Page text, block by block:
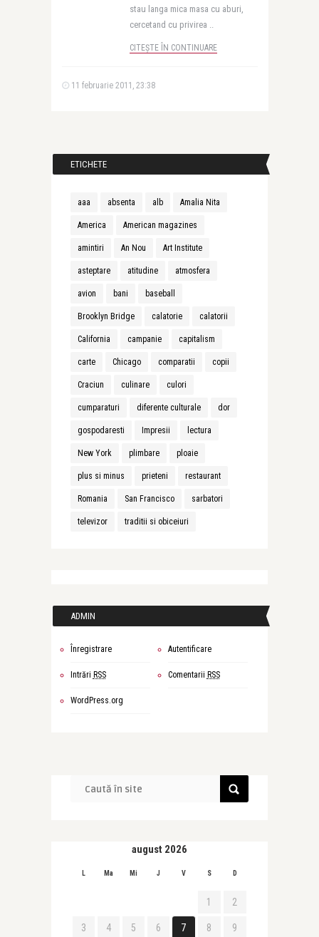
stau langa mica masa cu aburi,
cercetand cu privirea ..
CITEȘTE ÎN CONTINUARE
11 februarie 2011, 23:38
ETICHETE
aaa absenta alb Amalia Nita
America American magazines
amintiri An Nou Art Institute
asteptare atitudine atmosfera
avion bani baseball
Brooklyn Bridge calatorie calatorii
California campanie capitalism
carte Chicago comparatii copii
Craciun culinare culori
cumparaturi diferente culturale dor
gospodaresti Impresii lectura
New York plimbare ploaie
plus si minus prieteni restaurant
Romania San Francisco sarbatori
televizor traditii si obiceiuri
ADMIN
Înregistrare Autentificare
Intrări RSS Comentarii RSS
WordPress.org
august 2026
L Ma Mi J V S D
1 2
3 4 5 6 7 8 9